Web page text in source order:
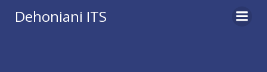
Dehoniani ITS